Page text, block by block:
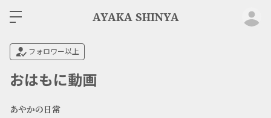
AYAKA SHINYA
フォロワー以上
おはもに動画
あやかの日常